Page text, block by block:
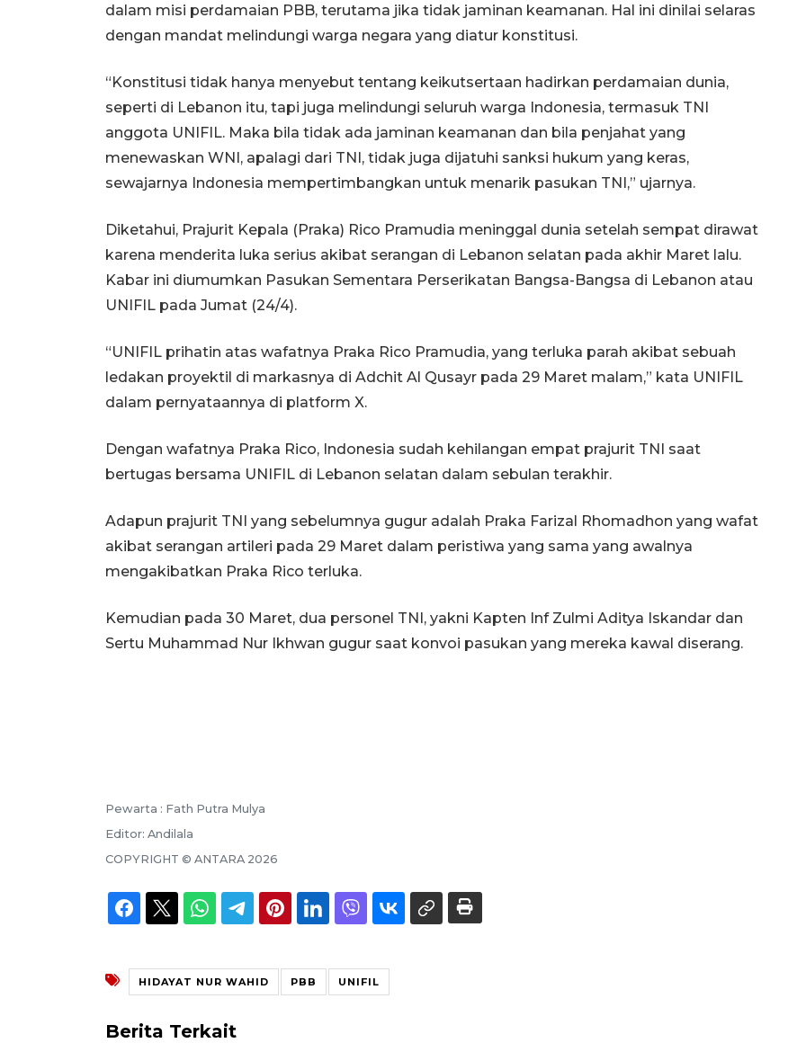
dalam misi perdamaian PBB, terutama jika tidak jaminan keamanan. Hal ini dinilai selaras
dengan mandat melindungi warga negara yang diatur konstitusi.
“Konstitusi tidak hanya menyebut tentang keikutsertaan hadirkan perdamaian dunia,
seperti di Lebanon itu, tapi juga melindungi seluruh warga Indonesia, termasuk TNI
anggota UNIFIL. Maka bila tidak ada jaminan keamanan dan bila penjahat yang
menewaskan WNI, apalagi dari TNI, tidak juga dijatuhi sanksi hukum yang keras,
sewajarnya Indonesia mempertimbangkan untuk menarik pasukan TNI,” ujarnya.
Diketahui, Prajurit Kepala (Praka) Rico Pramudia meninggal dunia setelah sempat dirawat
karena menderita luka serius akibat serangan di Lebanon selatan pada akhir Maret lalu.
Kabar ini diumumkan Pasukan Sementara Perserikatan Bangsa-Bangsa di Lebanon atau
UNIFIL pada Jumat (24/4).
“UNIFIL prihatin atas wafatnya Praka Rico Pramudia, yang terluka parah akibat sebuah
ledakan proyektil di markasnya di Adchit Al Qusayr pada 29 Maret malam,” kata UNIFIL
dalam pernyataannya di platform X.
Dengan wafatnya Praka Rico, Indonesia sudah kehilangan empat prajurit TNI saat
bertugas bersama UNIFIL di Lebanon selatan dalam sebulan terakhir.
Adapun prajurit TNI yang sebelumnya gugur adalah Praka Farizal Rhomadhon yang wafat
akibat serangan artileri pada 29 Maret dalam peristiwa yang sama yang awalnya
mengakibatkan Praka Rico terluka.
Kemudian pada 30 Maret, dua personel TNI, yakni Kapten Inf Zulmi Aditya Iskandar dan
Sertu Muhammad Nur Ikhwan gugur saat konvoi pasukan yang mereka kawal diserang.
Pewarta : Fath Putra Mulya
Editor: Andilala
COPYRIGHT © ANTARA 2026
HIDAYAT NUR WAHID PBB UNIFIL
Berita Terkait